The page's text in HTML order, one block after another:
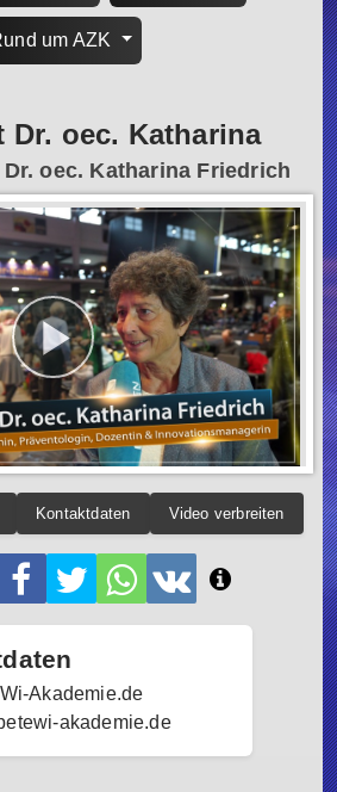
um AZK
Dr. oec. Katharina
Dr. oec. Katharina Friedrich
Kontaktdaten Video verbreiten
Akademie.de
akademie.de